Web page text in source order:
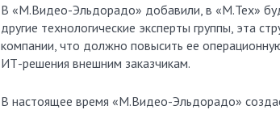
В «М.Видео-Эльдорадо» добавили, в «М.Тех»
другие технологические эксперты группы, эта
компании, что должно повысить ее
ИТ-решения внешним заказчикам.
В настоящее время «М.Видео-Эльдорадо»